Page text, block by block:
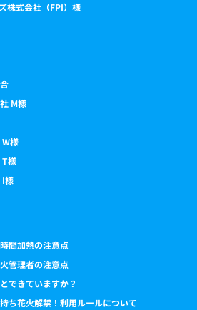
株式会社（FPI）様
M様
様
T様
I様
間加熱の注意点
管理者の注意点
できていますか？
ち花火解禁！利用ルールについて